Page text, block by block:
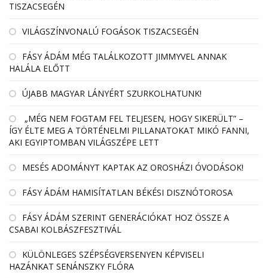
TISZACSEGÉN
VILÁGSZÍNVONALÚ FOGÁSOK TISZACSEGÉN
FÁSY ÁDÁM MÉG TALÁLKOZOTT JIMMYVEL ANNAK
HALÁLA ELŐTT
ÚJABB MAGYAR LÁNYÉRT SZURKOLHATUNK!
„MÉG NEM FOGTAM FEL TELJESEN, HOGY SIKERÜLT” –
ÍGY ÉLTE MEG A TÖRTÉNELMI PILLANATOKAT MIKÓ FANNI,
AKI EGYIPTOMBAN VILÁGSZÉPE LETT
MESÉS ADOMÁNYT KAPTAK AZ OROSHÁZI ÓVODÁSOK!
FÁSY ÁDÁM HAMISÍTATLAN BÉKÉSI DISZNÓTOROSA
FÁSY ÁDÁM SZERINT GENERÁCIÓKAT HOZ ÖSSZE A
CSABAI KOLBÁSZFESZTIVÁL
KÜLÖNLEGES SZÉPSÉGVERSENYEN KÉPVISELI
HAZÁNKAT SENÁNSZKY FLÓRA